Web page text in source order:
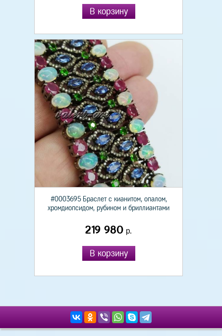
В корзину
#0003695 Браслет с кианитом, опалом,
хромдиопсидом, рубином и бриллиантами
219 980 р.
В корзину